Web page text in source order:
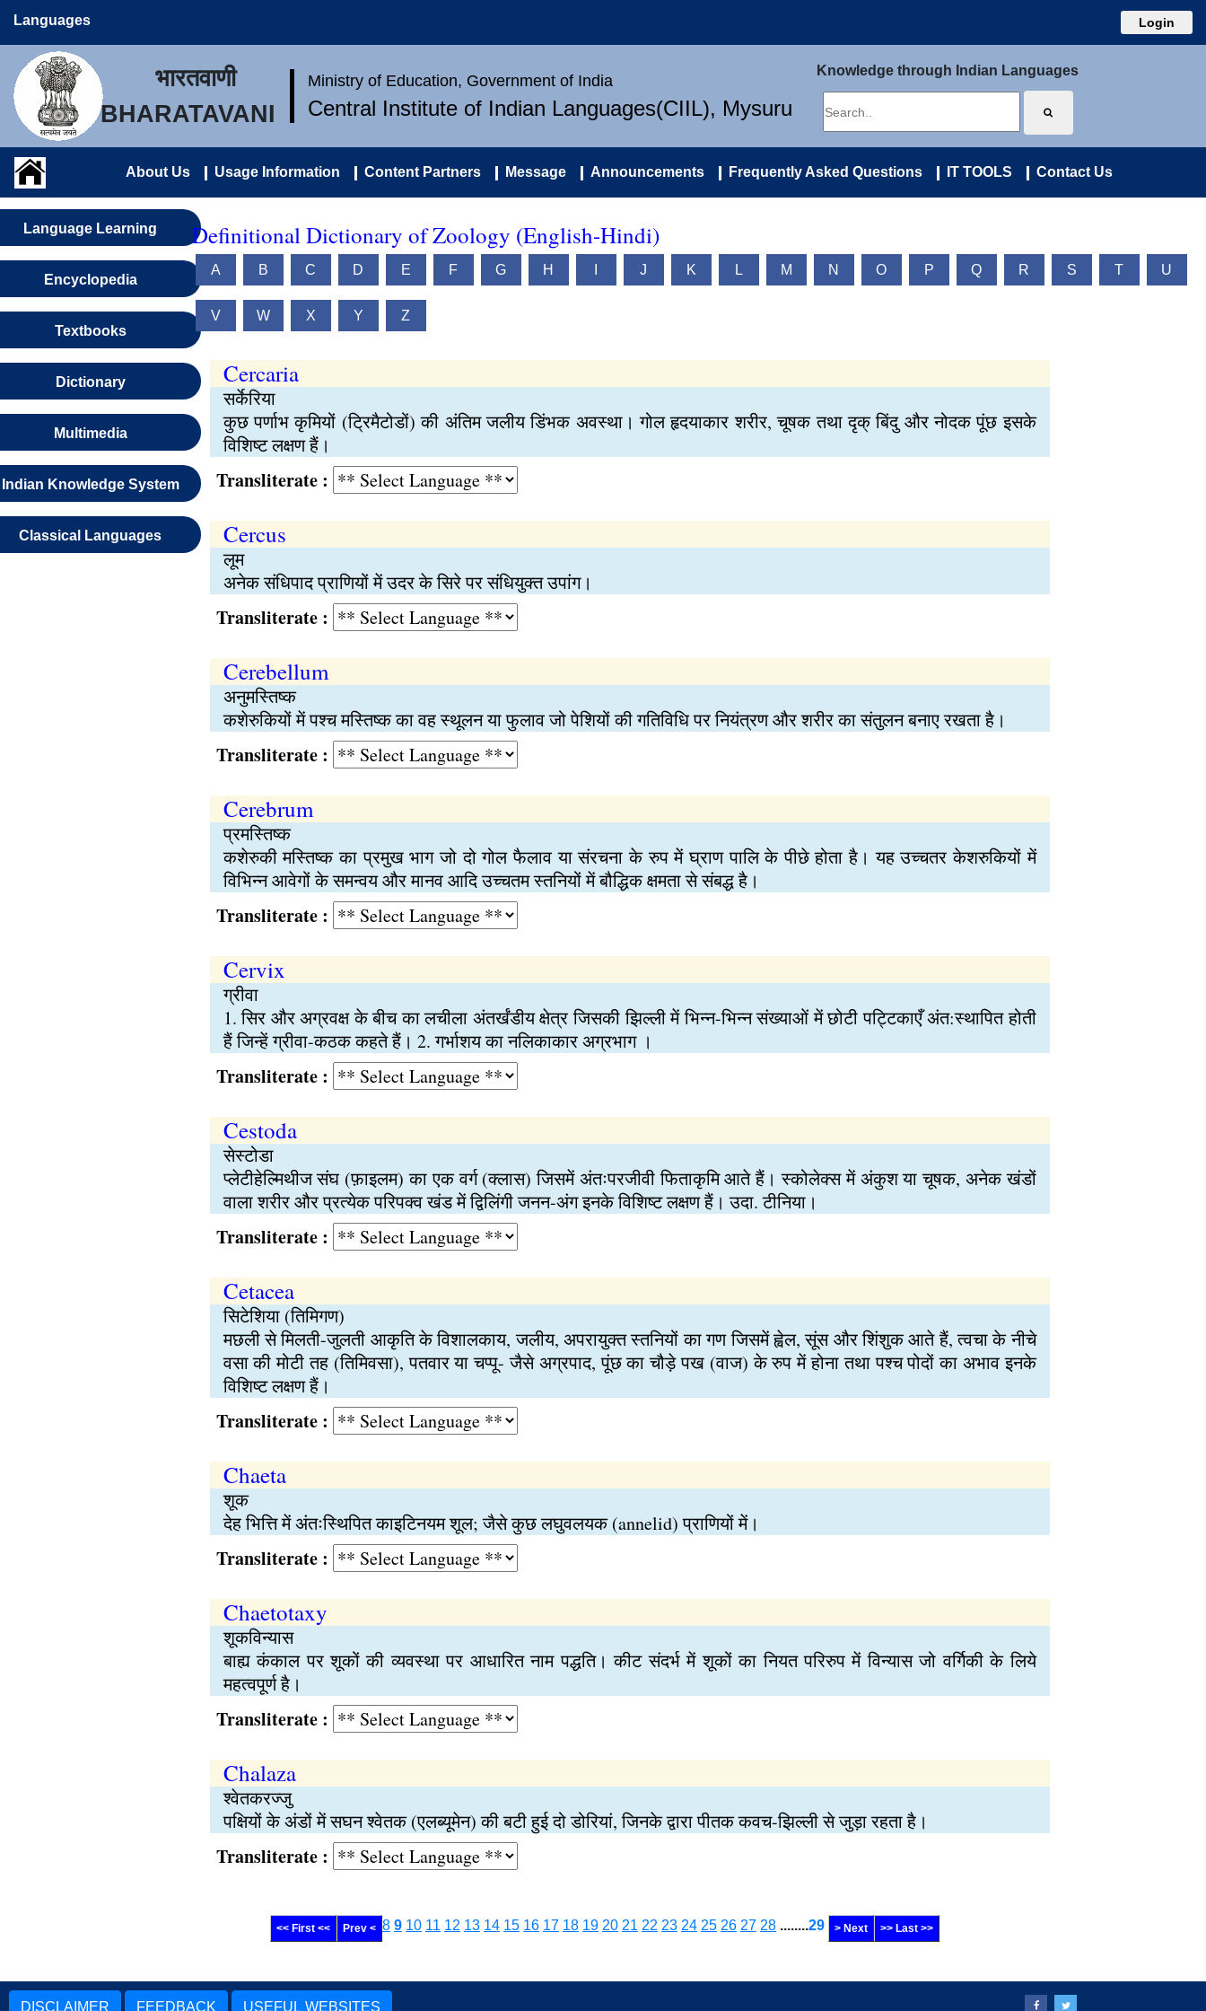
Languages Login
भारतवाणी
BHARATAVANI
Ministry of Education, Government of India
Central Institute of Indian Languages(CIIL), Mysuru
Knowledge through Indian Languages
About Us Usage Information Content Partners Message Announcements Frequently Asked Questions IT TOOLS Contact Us
Language Learning
Encyclopedia
Textbooks
Dictionary
Multimedia
Indian Knowledge System
Classical Languages
Definitional Dictionary of Zoology (English-Hindi)
A B C D E F G H J K L M N O P Q R S T U
V W X Y Z
Cercaria
सर्केरिया
कुछ पर्णाभ कृमियों (ट्रिमैटोडों) की अंतिम जलीय डिंभक अवस्था। गोल हृदयाकार शरीर, चूषक तथा दृक् बिंदु और नोदक पूंछ इसके
विशिष्ट लक्षण हैं।
Transliterate :
Cercus
लूम
अनेक संधिपाद प्राणियों में उदर के सिरे पर संधियुक्त उपांग।
Transliterate :
Cerebellum
अनुमस्तिष्क
कशेरुकियों में पश्च मस्तिष्क का वह स्थूलन या फुलाव जो पेशियों की गतिविधि पर नियंत्रण और शरीर का संतुलन बनाए रखता है।
Transliterate :
Cerebrum
प्रमस्तिष्क
कशेरुकी मस्तिष्क का प्रमुख भाग जो दो गोल फैलाव या संरचना के रुप में घ्राण पालि के पीछे होता है। यह उच्चतर केशरुकियों में
विभिन्न आवेगों के समन्वय और मानव आदि उच्चतम स्तनियों में बौद्धिक क्षमता से संबद्ध है।
Transliterate :
Cervix
ग्रीवा
1. सिर और अग्रवक्ष के बीच का लचीला अंतर्खंडीय क्षेत्र जिसकी झिल्ली में भिन्न-भिन्न संख्याओं में छोटी पट्टिकाएँ अंत:स्थापित होती
हैं जिन्हें ग्रीवा-कठक कहते हैं। 2. गर्भाशय का नलिकाकार अग्रभाग ।
Transliterate :
Cestoda
सेस्टोडा
प्लेटीहेल्मिथीज संघ (फ़ाइलम) का एक वर्ग (क्लास) जिसमें अंतःपरजीवी फिताकृमि आते हैं। स्कोलेक्स में अंकुश या चूषक, अनेक खंडों
वाला शरीर और प्रत्येक परिपक्व खंड में द्विलिंगी जनन-अंग इनके विशिष्ट लक्षण हैं। उदा. टीनिया।
Transliterate :
Cetacea
सिटेशिया (तिमिगण)
मछली से मिलती-जुलती आकृति के विशालकाय, जलीय, अपरायुक्त स्तनियों का गण जिसमें ह्वेल, सूंस और शिंशुक आते हैं, त्वचा के नीचे
वसा की मोटी तह (तिमिवसा), पतवार या चप्पू- जैसे अग्रपाद, पूंछ का चौड़े पख (वाज) के रुप में होना तथा पश्च पोदों का अभाव इनके
विशिष्ट लक्षण हैं।
Transliterate :
Chaeta
शूक
देह भित्ति में अंतःस्थिपित काइटिनयम शूल; जैसे कुछ लघुवलयक (annelid) प्राणियों में।
Transliterate :
Chaetotaxy
शूकविन्यास
बाह्य कंकाल पर शूकों की व्यवस्था पर आधारित नाम पद्धति। कीट संदर्भ में शूकों का नियत परिरुप में विन्यास जो वर्गिकी के लिये
महत्वपूर्ण है।
Transliterate :
Chalaza
श्वेतकरज्जु
पक्षियों के अंडों में सघन श्वेतक (एलब्यूमेन) की बटी हुई दो डोरियां, जिनके द्वारा पीतक कवच-झिल्ली से जुड़ा रहता है।
Transliterate :
<< First << Prev < 8 9 10 11 12 13 14 15 16 17 18 19 20 21 22 23 24 25 26 27 28 ........29 > Next >> Last >>
DISCLAIMER FEEDBACK USEFUL WEBSITES